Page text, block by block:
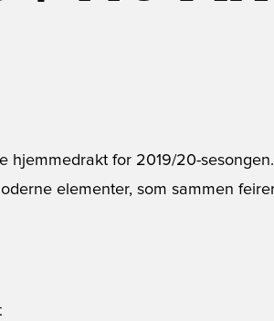
hjemmedrakt for 2019/20-
elementer, som sammen